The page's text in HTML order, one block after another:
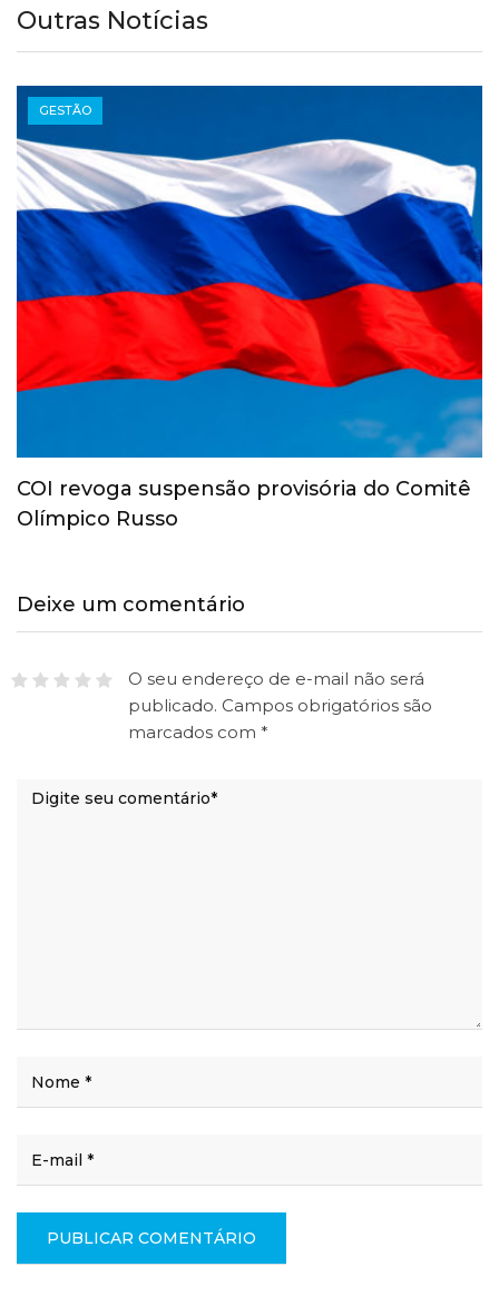
Outras Notícias
GESTÃO
COI revoga suspensão provisória do Comitê
Olímpico Russo
Deixe um comentário
O seu endereço de e-mail não será
publicado. Campos obrigatórios são
marcados com *